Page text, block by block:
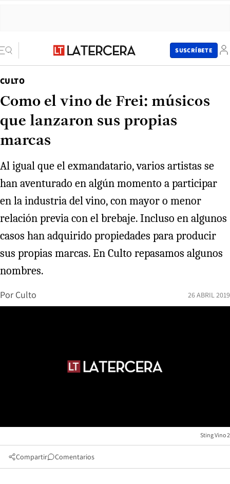
SUSCRÍBETE
CULTO
Como el vino de Frei: músicos
que lanzaron sus propias
marcas
Al igual que el exmandatario, varios artistas se
han aventurado en algún momento a participar
en la industria del vino, con mayor o menor
relación previa con el brebaje. Incluso en algunos
casos han adquirido propiedades para producir
sus propias marcas. En Culto repasamos algunos
nombres.
Por Culto 26 ABRIL 2019
Sting Vino 2
Compartir Comentarios